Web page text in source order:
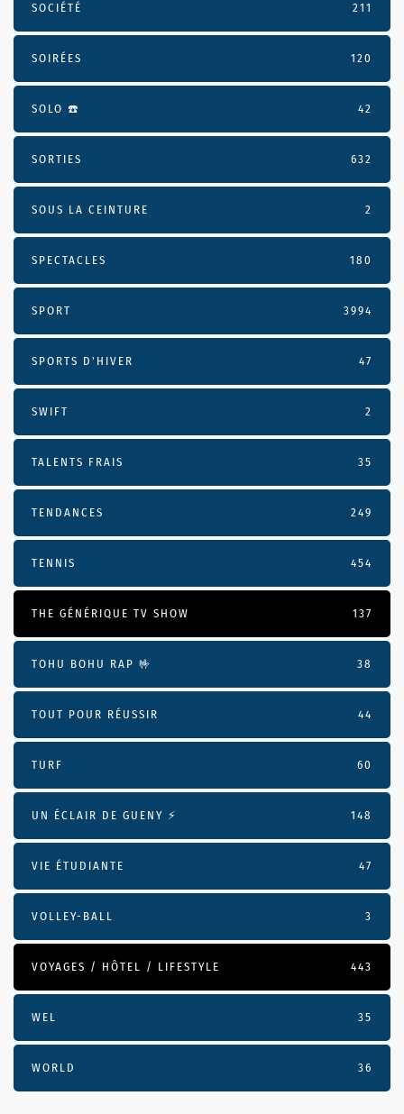
SOCIÉTÉ 211
SOIRÉES 120
SOLO ☎️ 42
SORTIES 632
SOUS LA CEINTURE 2
SPECTACLES 180
SPORT 3994
SPORTS D'HIVER 47
SWIFT 2
TALENTS FRAIS 35
TENDANCES 249
TENNIS 454
THE GÉNÉRIQUE TV SHOW 137
TOHU BOHU RAP 🤟 38
TOUT POUR RÉUSSIR 44
TURF 60
UN ÉCLAIR DE GUENY ⚡️ 148
VIE ÉTUDIANTE 47
VOLLEY-BALL 3
VOYAGES / HÔTEL / LIFESTYLE 443
WEL 35
WORLD 36